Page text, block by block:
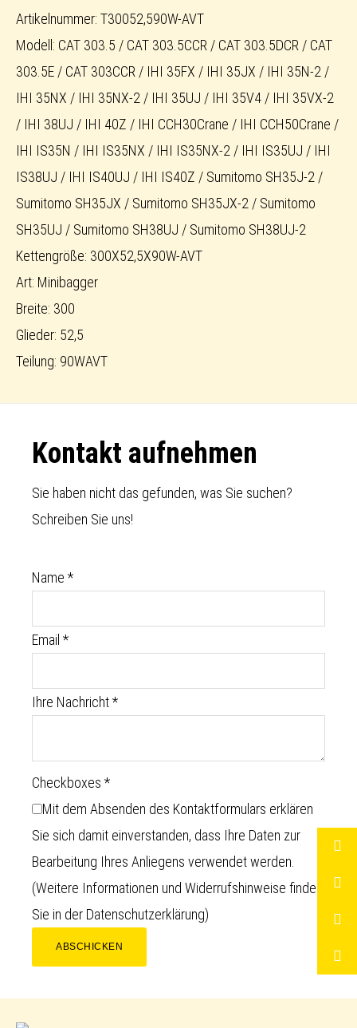
Artikelnummer: T30052,590W-AVT
Modell: CAT 303.5 / CAT 303.5CCR / CAT 303.5DCR / CAT
303.5E / CAT 303CCR / IHI 35FX / IHI 35JX / IHI 35N-2 /
IHI 35NX / IHI 35NX-2 / IHI 35UJ / IHI 35V4 / IHI 35VX-2
/ IHI 38UJ / IHI 40Z / IHI CCH30Crane / IHI CCH50Crane /
IHI IS35N / IHI IS35NX / IHI IS35NX-2 / IHI IS35UJ / IHI
IS38UJ / IHI IS40UJ / IHI IS40Z / Sumitomo SH35J-2 /
Sumitomo SH35JX / Sumitomo SH35JX-2 / Sumitomo
SH35UJ / Sumitomo SH38UJ / Sumitomo SH38UJ-2
Kettengröße: 300X52,5X90W-AVT
Art: Minibagger
Breite: 300
Glieder: 52,5
Teilung: 90WAVT
Footer
Kontakt aufnehmen
Sie haben nicht das gefunden, was Sie suchen?
Schreiben Sie uns!
Name *
Email *
Ihre Nachricht*
Checkboxes *
Mit dem Absenden des Kontaktformulars erklären
Sie sich damit einverstanden, dass Ihre Daten zur
Bearbeitung Ihres Anliegens verwendet werden.
(Weitere Informationen und Widerrufshinweise finden
Sie in der Datenschutzerklärung)
ABSCHICKEN